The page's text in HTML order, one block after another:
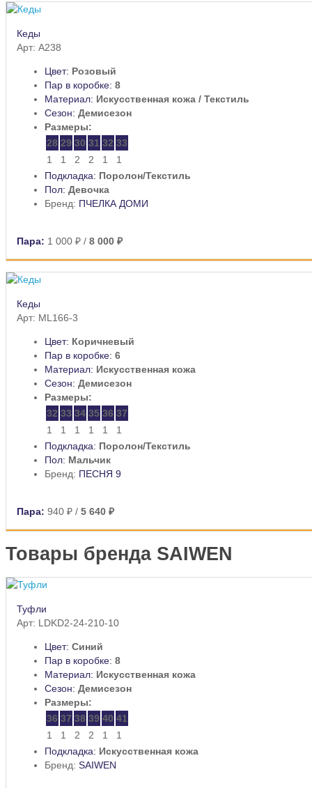
Кеды
Арт: A238
Цвет: Розовый
Пар в коробке: 8
Материал: Искусственная кожа / Текстиль
Сезон: Демисезон
Размеры:
28 29 30 31 32 33
1
1 2 2 1
1
Подкладка: Поролон/Текстиль
Пол: Девочка
Бренд: ПЧЕЛКА ДОМИ
Пара: 1 000 ₽ / 8 000 ₽
Кеды
Арт: ML166-3
Цвет: Коричневый
Пар в коробке: 6
Материал: Искусственная кожа
Сезон: Демисезон
Размеры:
32 33 34 35 36 37
1
1 1 1 1
1
Подкладка: Поролон/Текстиль
Пол: Мальчик
Бренд: ПЕСНЯ 9
Пара: 940 ₽ / 5 640 ₽
Товары бренда SAIWEN
Туфли
Арт: LDKD2-24-210-10
Цвет: Синий
Пар в коробке: 8
Материал: Искусственная кожа
Сезон: Демисезон
Размеры:
36 37 38 39 40 41
1
1 2 2 1
1
Подкладка: Искусственная кожа
Бренд: SAIWEN